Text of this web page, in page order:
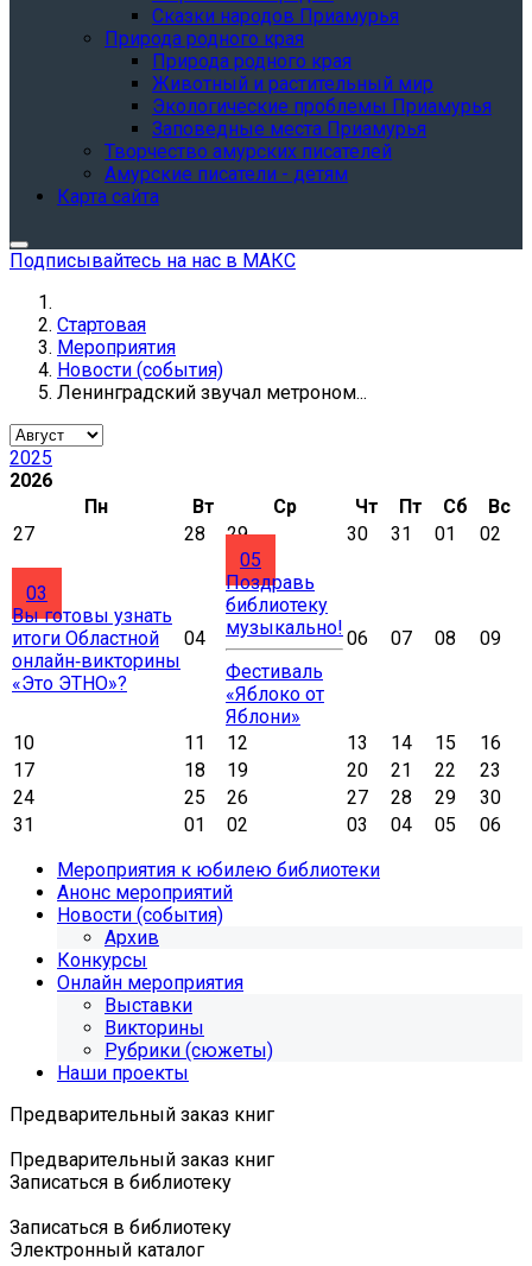
Сказки народов Приамурья
Природа родного края
Природа родного края
Животный и растительный мир
Экологические проблемы Приамурья
Заповедные места Приамурья
Творчество амурских писателей
Амурские писатели - детям
Карта сайта
Подписывайтесь на нас в МАКС
Стартовая
Мероприятия
Новости (события)
Ленинградский звучал метроном...
2025
2026
Пн
Вт Ср Чт Пт Сб
Вс
27
28 29 30 31 01 02
03
Вы готовы узнать
итоги Областной
онлайн‑викторины
«Это ЭТНО»?
04
05
Поздравь
библиотеку
музыкально!
Фестиваль
«Яблоко от
Яблони»
06 07 08 09
10 11 12 13 14 15
16
17
18 19 20 21 22
23
24
25 26 27 28 29
30
31
01 02 03 04 05
06
Мероприятия к юбилею библиотеки
Анонс мероприятий
Новости (события)
Архив
Конкурсы
Онлайн мероприятия
Выставки
Викторины
Рубрики (сюжеты)
Наши проекты
Предварительный заказ книг
Предварительный заказ книг
Записаться в библиотеку
Записаться в библиотеку
Электронный каталог